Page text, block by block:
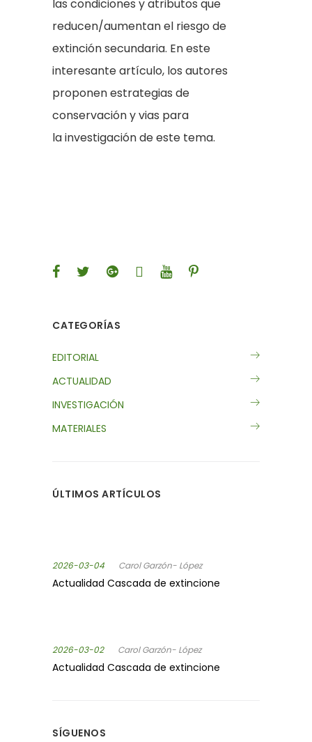
las condiciones y atributos que
reducen/aumentan el riesgo de
extinción secundaria. En este
interesante artículo, los autores
proponen estrategias de
conservación y vias para
la investigación de este tema.
CATEGORÍAS
EDITORIAL
ACTUALIDAD
INVESTIGACIÓN
MATERIALES
ÚLTIMOS ARTÍCULOS
2026-03-04 Carol Garzón- López
Actualidad Cascada de extincione
2026-03-02 Carol Garzón- López
Actualidad Cascada de extincione
SÍGUENOS